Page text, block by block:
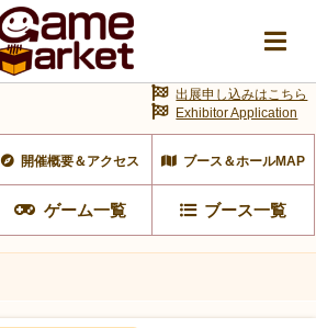
開催概要＆アクセス ブース＆ホールMAP
ゲーム一覧 ブース一覧
出展申し込みはこちら
Exhibitor Application